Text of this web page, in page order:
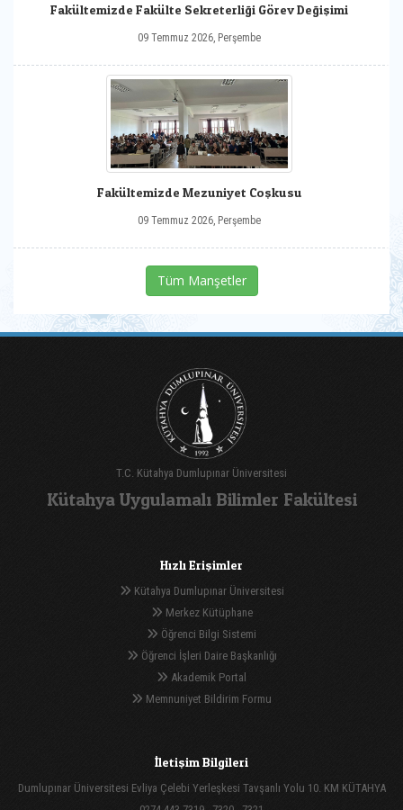
Fakültemizde Fakülte Sekreterliği Görev Değişimi
09 Temmuz 2026, Perşembe
Fakültemizde Mezuniyet Coşkusu
09 Temmuz 2026, Perşembe
Tüm Manşetler
T.C. Kütahya Dumlupınar Üniversitesi
Kütahya Uygulamalı Bilimler Fakültesi
Hızlı Erişimler
Kütahya Dumlupınar Üniversitesi
Merkez Kütüphane
Öğrenci Bilgi Sistemi
Öğrenci İşleri Daire Başkanlığı
Akademik Portal
Memnuniyet Bildirim Formu
İletişim Bilgileri
Dumlupınar Üniversitesi Evliya Çelebi Yerleşkesi Tavşanlı Yolu 10. KM KÜTAHYA